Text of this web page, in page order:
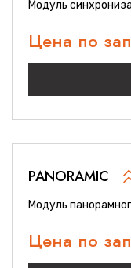
Модуль
Цена по
PANORAMIC
Модуль
Цена по